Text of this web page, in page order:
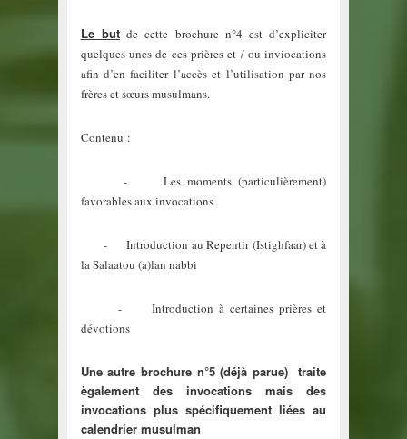
Le butde cette brochure n°4 est d’expliciter
quelques unes de ces prières et / ou inviocations
afin d’en faciliter l’accès et l’utilisation par nos
frères et sœurs musulmans.
Contenu :
- Les moments (particulièrement)
favorables aux invocations
- Introduction au Repentir (Istighfaar) et à
la Salaatou (a)lan nabbi
- Introduction à certaines prières et
dévotions
Une autre brochure n°5 (déjà parue) traite
ègalement des invocations mais des
invocations plus spécifiquement liées au
calendrier musulman